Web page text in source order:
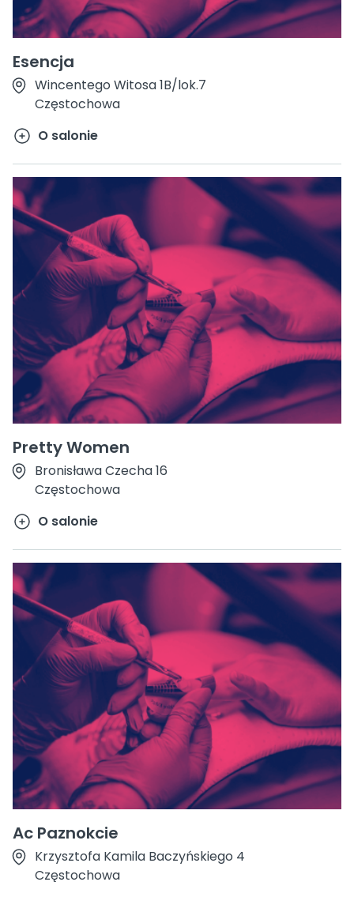
Esencja
Wincentego Witosa 1B/lok.7
Częstochowa
O salonie
Pretty Women
Bronisława Czecha 16
Częstochowa
O salonie
Ac Paznokcie
Krzysztofa Kamila Baczyńskiego 4
Częstochowa